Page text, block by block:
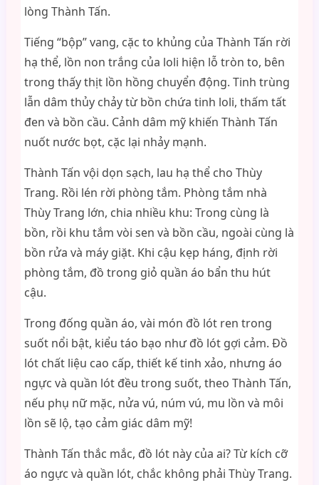
lòng Thành Tấn.
Tiếng “bộp” vang, cặc to khủng của Thành Tấn rời
hạ thể, lồn non trắng của loli hiện lỗ tròn to, bên
trong thấy thịt lồn hồng chuyển động. Tinh trùng
lẫn dâm thủy chảy từ bồn chứa tinh loli, thấm tất
đen và bồn cầu. Cảnh dâm mỹ khiến Thành Tấn
nuốt nước bọt, cặc lại nhảy mạnh.
Thành Tấn vội dọn sạch, lau hạ thể cho Thùy
Trang. Rồi lén rời phòng tắm. Phòng tắm nhà
Thùy Trang lớn, chia nhiều khu: Trong cùng là
bồn, rồi khu tắm vòi sen và bồn cầu, ngoài cùng là
bồn rửa và máy giặt. Khi cậu kẹp háng, định rời
phòng tắm, đồ trong giỏ quần áo bẩn thu hút
cậu.
Trong đống quần áo, vài món đồ lót ren trong
suốt nổi bật, kiểu táo bạo như đồ lót gợi cảm. Đồ
lót chất liệu cao cấp, thiết kế tinh xảo, nhưng áo
ngực và quần lót đều trong suốt, theo Thành Tấn,
nếu phụ nữ mặc, nửa vú, núm vú, mu lồn và môi
lồn sẽ lộ, tạo cảm giác dâm mỹ!
Thành Tấn thắc mắc, đồ lót này của ai? Từ kích cỡ
áo ngực và quần lót, chắc không phải Thùy Trang.